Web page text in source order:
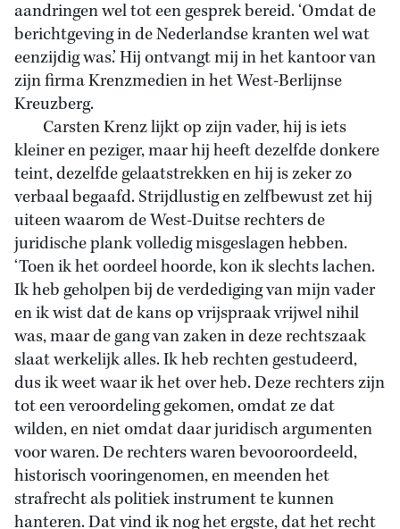
aandringen wel tot een gesprek bereid. ‘Omdat de
berichtgeving in de Nederlandse kranten wel wat
eenzijdig was.’ Hij ontvangt mij in het kantoor van
zijn firma Krenzmedien in het West-Berlijnse
Kreuzberg.
Carsten Krenz lijkt op zijn vader, hij is iets
kleiner en peziger, maar hij heeft dezelfde donkere
teint, dezelfde gelaatstrekken en hij is zeker zo
verbaal begaafd. Strijdlustig en zelfbewust zet hij
uiteen waarom de West-Duitse rechters de
juridische plank volledig misgeslagen hebben.
‘Toen ik het oordeel hoorde, kon ik slechts lachen.
Ik heb geholpen bij de verdediging van mijn vader
en ik wist dat de kans op vrijspraak vrijwel nihil
was, maar de gang van zaken in deze rechtszaak
slaat werkelijk alles. Ik heb rechten gestudeerd,
dus ik weet waar ik het over heb. Deze rechters zijn
tot een veroordeling gekomen, omdat ze dat
wilden, en niet omdat daar juridisch argumenten
voor waren. De rechters waren bevooroordeeld,
historisch vooringenomen, en meenden het
strafrecht als politiek instrument te kunnen
hanteren. Dat vind ik nog het ergste, dat het recht